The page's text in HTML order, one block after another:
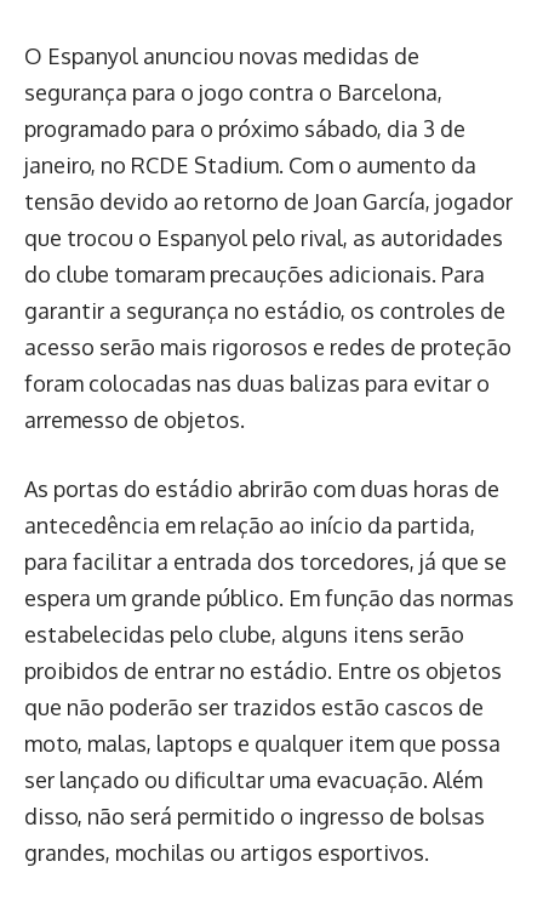
O Espanyol anunciou novas medidas de
segurança para o jogo contra o Barcelona,
programado para o próximo sábado, dia 3 de
janeiro, no RCDE Stadium. Com o aumento da
tensão devido ao retorno de Joan García, jogador
que trocou o Espanyol pelo rival, as autoridades
do clube tomaram precauções adicionais. Para
garantir a segurança no estádio, os controles de
acesso serão mais rigorosos e redes de proteção
foram colocadas nas duas balizas para evitar o
arremesso de objetos.
As portas do estádio abrirão com duas horas de
antecedência em relação ao início da partida,
para facilitar a entrada dos torcedores, já que se
espera um grande público. Em função das normas
estabelecidas pelo clube, alguns itens serão
proibidos de entrar no estádio. Entre os objetos
que não poderão ser trazidos estão cascos de
moto, malas, laptops e qualquer item que possa
ser lançado ou dificultar uma evacuação. Além
disso, não será permitido o ingresso de bolsas
grandes, mochilas ou artigos esportivos.